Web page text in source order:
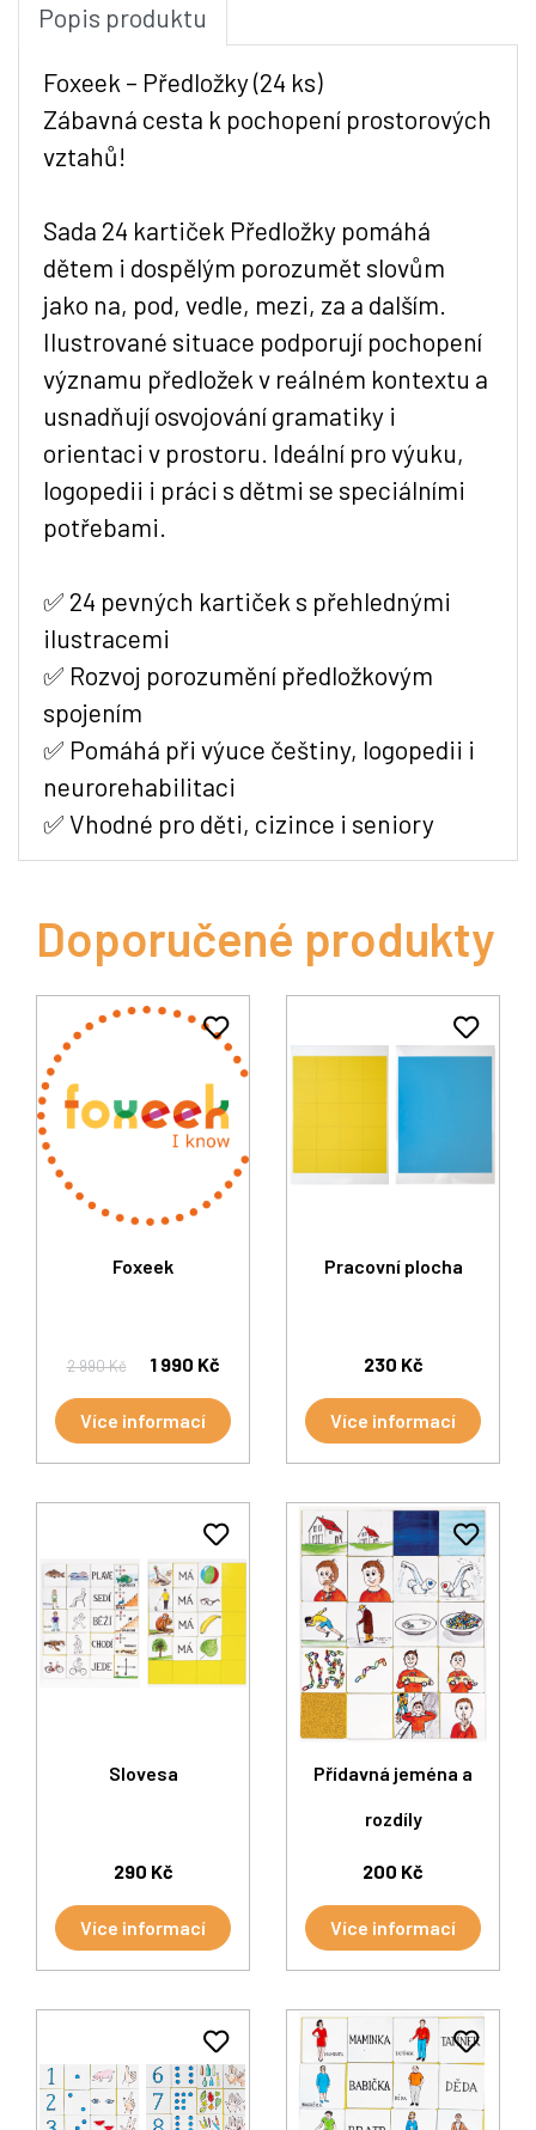
Popis produktu
Foxeek – Předložky (24 ks)
Zábavná cesta k pochopení prostorových
vztahů!
Sada 24 kartiček Předložky pomáhá
dětem i dospělým porozumět slovům
jako na, pod, vedle, mezi, za a dalším.
Ilustrované situace podporují pochopení
významu předložek v reálném kontextu a
usnadňují osvojování gramatiky i
orientaci v prostoru. Ideální pro výuku,
logopedii i práci s dětmi se speciálními
potřebami.
✅ 24 pevných kartiček s přehlednými
ilustracemi
✅ Rozvoj porozumění předložkovým
spojením
✅ Pomáhá při výuce češtiny, logopedii i
neurorehabilitaci
✅ Vhodné pro děti, cizince i seniory
Doporučené produkty
Foxeek
2 990 Kč 1 990 Kč
Více informací
Pracovní plocha
230 Kč
Více informací
Slovesa
290 Kč
Více informací
Přídavná jeména a
rozdíly
200 Kč
Více informací